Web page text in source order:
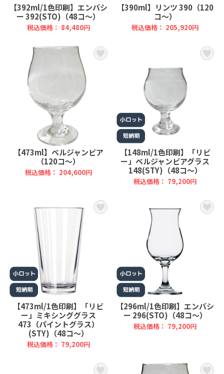
【392ml/1色印刷】エンバシ
ー 392(STO)（48コ～）
税込価格： 84,480円
【390ml】リンツ 390（120
コ～）
税込価格： 205,920円
【473ml】ベルジャンビア
（120コ～）
税込価格： 204,600円
【148ml/1色印刷】「リビ
ー」ベルジャンビアグラス
148(STY)（48コ～）
税込価格： 79,200円
【473ml/1色印刷】「リビ
ー」ミキシンググラス
473（パイントグラス）
(STY)（48コ～）
税込価格： 79,200円
【296ml/1色印刷】エンバシ
ー 296(STO)（48コ～）
税込価格： 79,200円